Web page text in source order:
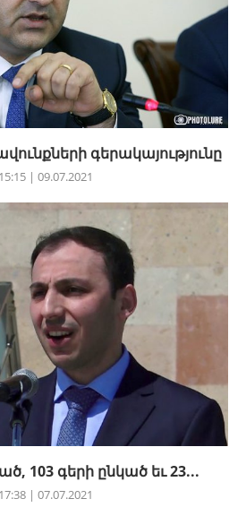
գերակայությունը
15:15 | 09.07.2021
103 գերի ընկած եւ 23...
17:38 | 07.07.2021